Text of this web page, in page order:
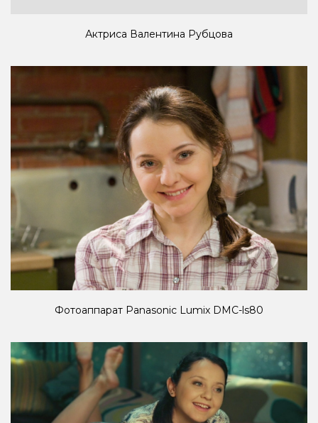
Актриса Валентина Рубцова
Фотоаппарат Panasonic Lumix DMC-ls80